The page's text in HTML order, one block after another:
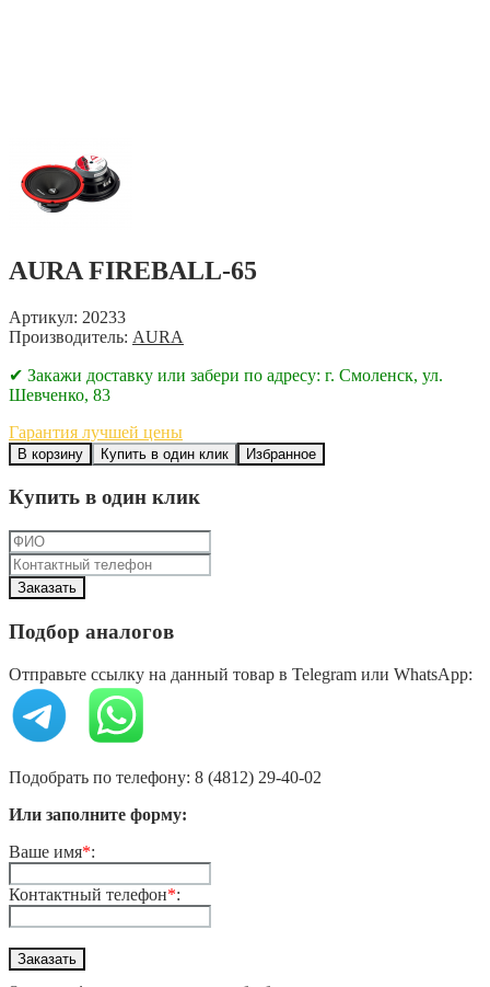
AURA FIREBALL-65
Артикул: 20233
Производитель: AURA
✔ Закажи доставку или забери по адресу: г. Смоленск, ул.
Шевченко, 83
Гарантия лучшей цены
В корзину Купить в один клик Избранное
Купить в один клик
Подбор аналогов
Отправьте ссылку на данный товар в Telegram или WhatsApp:
Подобрать по телефону: 8 (4812) 29-40-02
Или заполните форму:
Ваше имя*:
Контактный телефон*: